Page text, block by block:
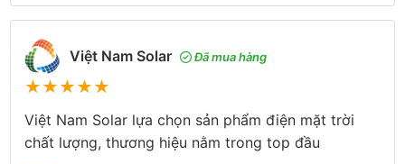
Việt Nam Solar Đã mua hàng
★★★★★
Việt Nam Solar lựa chọn sản phẩm điện mặt trời
chất lượng, thương hiệu nằm trong top đầu